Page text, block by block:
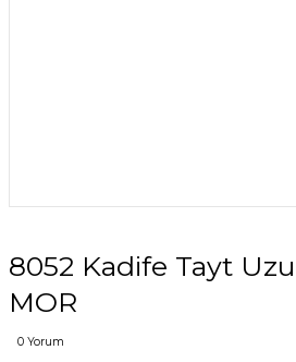
8052 Kadife Tayt
MOR
0 Yorum